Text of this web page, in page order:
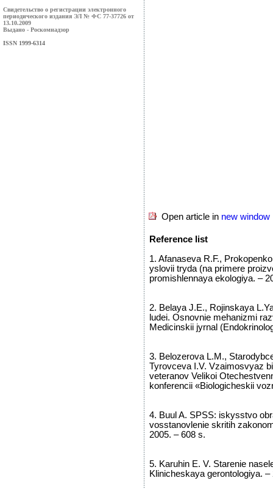
Свидетельство о регистрации электронного
периодического издания ЭЛ № ФС 77-37726 от
13.10.2009
Выдано - Роскомнадзор
ISSN 1999-6314
Open article in new window
Reference list
1. Afanaseva R.F.,
yslovii tryda (na primere
promishlennaya ekologiya. –
2. Belaya J.E., Rojinskaya
ludei. Osnovnie mehanizmi
Medicinskii jyrnal
3. Belozerova L.M.,
Tyrovceva I.V. Vzaimosvyaz
veteranov Velikoi
konferencii «Biologicheskii
4. Buul A. SPSS: iskysstvo
vosstanovlenie skritih
2005. – 608 s.
5. Karuhin E. V. Starenie
Klinicheskaya gerontologiya.